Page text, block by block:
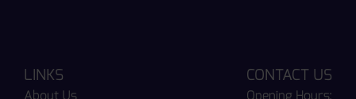
LINKS CONTACT US